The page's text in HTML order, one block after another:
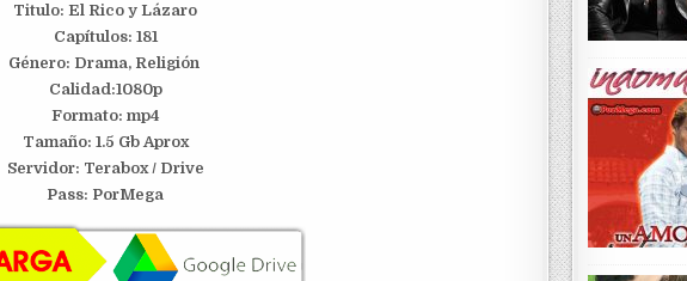
Titulo: El Rico y Lázaro
Capítulos: 181
Género: Drama, Religión
Calidad:1080p
Formato: mp4
Tamaño: 1.5 Gb Aprox
Servidor: Terabox / Drive
Pass: PorMega